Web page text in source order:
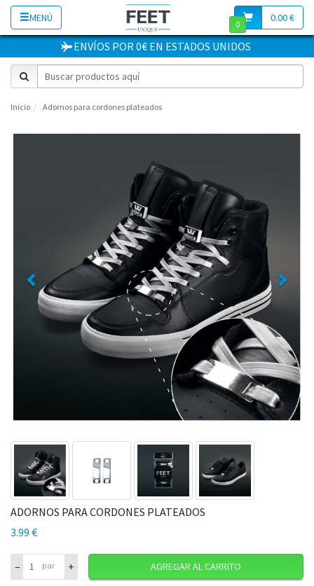
MENÚ 0.00 €
0
ENVÍOS POR 0€ EN ESTADOS UNIDOS
Inicio Adornos para cordones plateados
ADORNOS PARA CORDONES PLATEADOS
3.99 €
– par + AGREGAR AL CARRITO